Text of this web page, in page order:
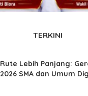
TERKINI
Rute Lebih Panjang:
2026 SMA dan Umum